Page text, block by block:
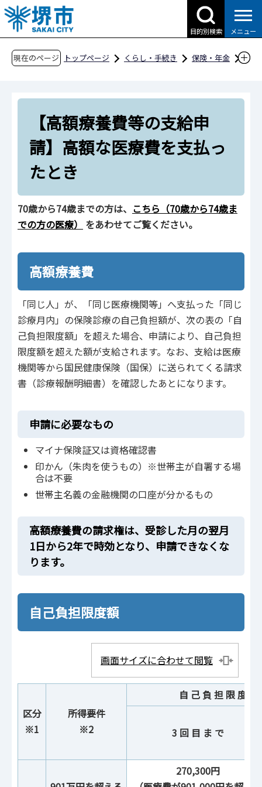
こ
の
ペ
目的別検索 メニュー
現在のページ トップページ くらし・手続き
保険・年金
【高額療養費等の支給申請】高額な医療費を支
払ったとき
【高額療養費等の支給申
請】高額な医療費を支払っ
たとき
70歳から74歳までの方は、 こちら（70歳から74歳ま
での方の医療）
をあわせてご覧ください。
高額療養費
「同じ人」が、「同じ医療機関等」へ支払った「同じ
診療月内」の保険診療の自己負担額が、次の表の「自
己負担限度額」を超えた場合、申請により、自己負担
限度額を超えた額が支給されます。なお、支給は医療
機関等から国民健康保険（国保）に送られてくる請求
書（診療報酬明細書）を確認したあとになります。
申請に必要なもの
マイナ保険証又は資格確認書
印かん（朱肉を使うもの）※世帯主が自署する場
合は不要
世帯主名義の金融機関の口座が分かるもの
高額療養費の請求権は、受診した月の翌月
1日から2年で時効となり、申請できなくな
ります。
自己負担限度額
画面サイズに合わせて閲覧
区分
※1
所得要件
※2
自 己 負 担 限 度 額
3 回 目 ま で
270,300円